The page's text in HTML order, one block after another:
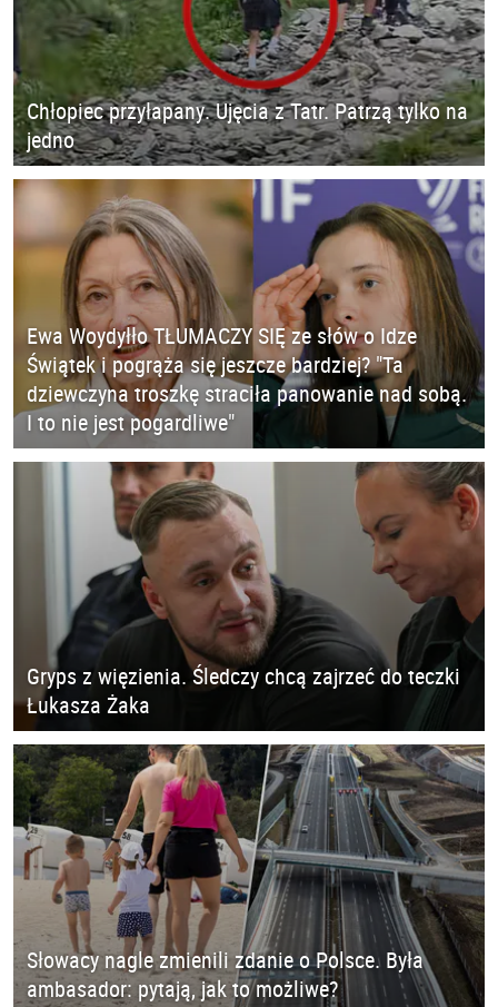
Chłopiec przyłapany. Ujęcia z Tatr. Patrzą tylko na
jedno
Ewa Woydyłło TŁUMACZY SIĘ ze słów o Idze
Świątek i pogrąża się jeszcze bardziej? "Ta
dziewczyna troszkę straciła panowanie nad sobą.
I to nie jest pogardliwe"
Gryps z więzienia. Śledczy chcą zajrzeć do teczki
Łukasza Żaka
Słowacy nagle zmienili zdanie o Polsce. Była
ambasador: pytają, jak to możliwe?